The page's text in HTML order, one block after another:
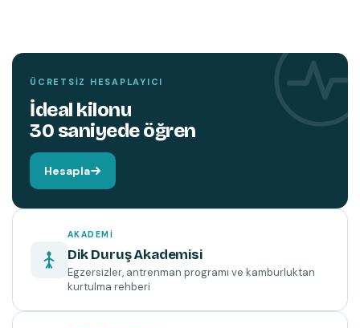
ÜCRETSIZ HESAPLAYICI
İdeal kilonu
30 saniyede öğren
Hesapla
AKADEMI
Dik Duruş Akademisi
Egzersizler, antrenman programı ve kamburluktan
kurtulma rehberi